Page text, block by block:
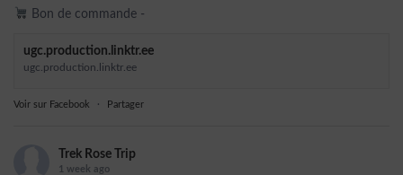
Bon de commande -
ugc.production.linktr.ee
ugc.production.linktr.ee
Voir sur Facebook · Partager
Trek Rose Trip
1 week ago